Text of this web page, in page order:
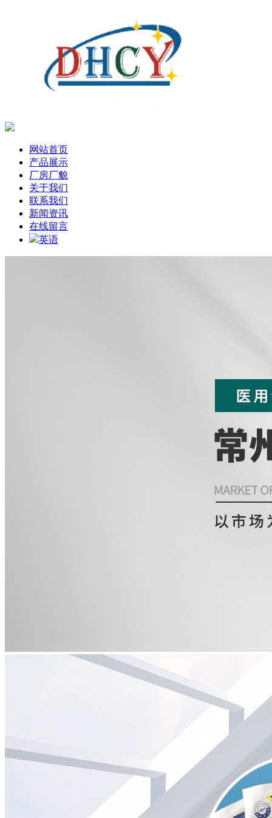
网站首页
产品展示
厂房厂貌
关于我们
联系我们
新闻资讯
在线留言
英语